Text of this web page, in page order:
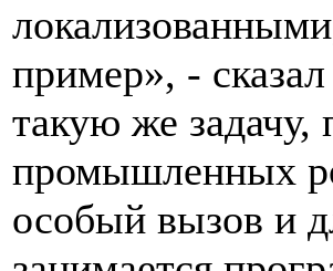
пример», -
такую же задачу,
промышленных
особый вызов и